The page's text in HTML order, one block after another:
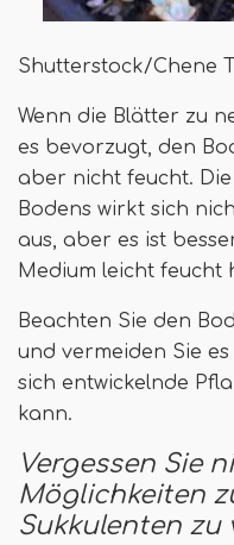
Shutterstock/Chene
Wenn die Blätter zu
es bevorzugt, den
aber nicht feucht.
Bodens wirkt sich
aus, aber es ist
Medium leicht feucht
Beachten Sie den
und vermeiden Sie
sich entwickelnde
kann.
Vergessen Sie
Möglichkeiten
Sukkulenten zu